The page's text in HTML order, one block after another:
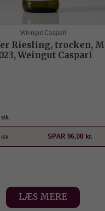
Weingut Caspari
Riesling, trocken,
Weingut Caspari
SPAR96,00 kr.
LÆS MERE